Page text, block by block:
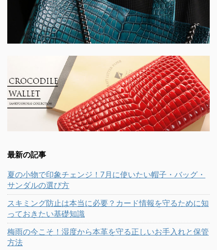
最新の記事
夏の小物で印象チェンジ！7月に使いたい帽子・バッグ・
サンダルの選び方
スキミング防止は本当に必要？カード情報を守るために知
っておきたい基礎知識
梅雨の今こそ！湿度から本革を守る正しいお手入れと保管
方法